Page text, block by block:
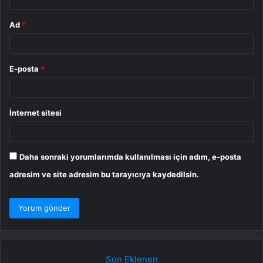
Ad *
E-posta *
İnternet sitesi
Daha sonraki yorumlarımda kullanılması için adım, e-posta
adresim ve site adresim bu tarayıcıya kaydedilsin.
Son Eklenen